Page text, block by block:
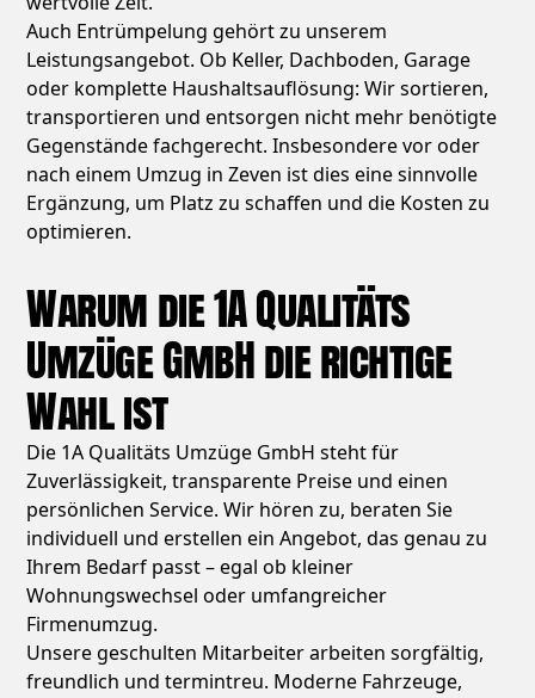
Auch Entrümpelung gehört zu unserem
Leistungsangebot. Ob Keller, Dachboden, Garage
oder komplette Haushaltsauflösung: Wir sortieren,
transportieren und entsorgen nicht mehr benötigte
Gegenstände fachgerecht. Insbesondere vor oder
nach einem Umzug in Zeven ist dies eine sinnvolle
Ergänzung, um Platz zu schaffen und die Kosten zu
optimieren.
Warum die 1A Qualitäts
Umzüge GmbH die richtige
Wahl ist
Die 1A Qualitäts Umzüge GmbH steht für
Zuverlässigkeit, transparente Preise und einen
persönlichen Service. Wir hören zu, beraten Sie
individuell und erstellen ein Angebot, das genau zu
Ihrem Bedarf passt – egal ob kleiner
Wohnungswechsel oder umfangreicher
Firmenumzug.
Unsere geschulten Mitarbeiter arbeiten sorgfältig,
freundlich und termintreu. Moderne Fahrzeuge,